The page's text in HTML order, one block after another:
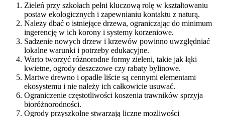
Zieleń przy szkołach pełni kluczową rolę w kształtowaniu
postaw ekologicznych i zapewnianiu kontaktu z naturą.
Należy dbać o istniejące drzewa, ograniczając do minimum
ingerencję w ich korony i systemy korzeniowe.
Sadzenie nowych drzew i krzewów powinno uwzględniać
lokalne warunki i potrzeby edukacyjne.
Warto tworzyć różnorodne formy zieleni, takie jak łąki
kwietne, ogrody deszczowe czy rabaty bylinowe.
Martwe drewno i opadłe liście są cennymi elementami
ekosystemu i nie należy ich całkowicie usuwać.
Ograniczenie częstotliwości koszenia trawników sprzyja
bioróżnorodności.
Ogrody przyszkolne stwarzają liczne możliwości